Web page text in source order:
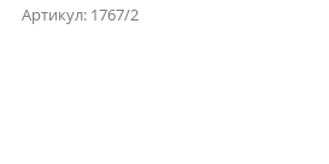
Артикул: 1767/2